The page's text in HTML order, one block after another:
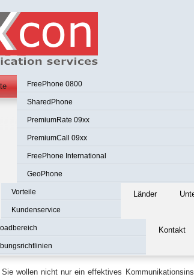
FreePhone 0800
SharedPhone
PremiumRate 09xx
PremiumCall 09xx
FreePhone International
GeoPhone
Vorteile
Kundenservice
Länder
Kontakt
Sie wollen nicht nur ein effektives